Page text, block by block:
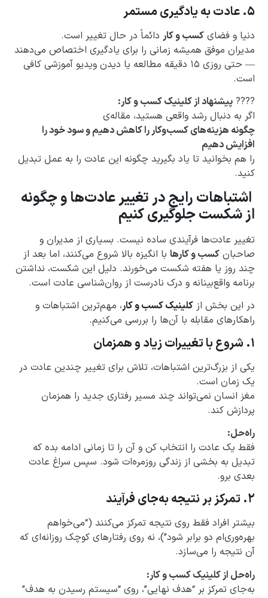
۵. عادت به یادگیری مستمر
دنیا و فضای کسب و کار دائماً در حال تغییر است.
مدیران موفق همیشه زمانی را برای یادگیری اختصاص می‌دهند
— حتی روزی ۱۵ دقیقه مطالعه یا دیدن ویدیو آموزشی کافی
است.
???? پیشنهاد از کلینیک کسب و کار:
اگر به دنبال رشد واقعی هستید، مقاله‌ی
چگونه هزینه‌های کسب‌وکار را کاهش دهیم و سود خود را
افزایش دهیم
را هم بخوانید تا یاد بگیرید چگونه این عادت را به عمل تبدیل
کنید.
اشتباهات رایج در تغییر عادت‌ها و چگونه
از شکست جلوگیری کنیم
تغییر عادت‌ها فرآیندی ساده نیست. بسیاری از مدیران و
صاحبان کسب و کارها با انگیزه بالا شروع می‌کنند، اما بعد از
چند روز یا هفته شکست می‌خورند. دلیل این شکست، نداشتن
برنامه واقع‌بینانه و درک نادرست از روان‌شناسی عادت است.
در این بخش از کلینیک کسب و کار، مهم‌ترین اشتباهات و
راهکارهای مقابله با آن‌ها را بررسی می‌کنیم.
۱. شروع با تغییرات زیاد و همزمان
یکی از بزرگ‌ترین اشتباهات، تلاش برای تغییر چندین عادت در
یک زمان است.
مغز انسان نمی‌تواند چند مسیر رفتاری جدید را همزمان
پردازش کند.
راه‌حل:
فقط یک عادت را انتخاب کن و آن را تا زمانی ادامه بده که
تبدیل به بخشی از زندگی روزمره‌ات شود. سپس سراغ عادت
بعدی برو.
۲. تمرکز بر نتیجه به‌جای فرآیند
بیشتر افراد فقط روی نتیجه تمرکز می‌کنند (“می‌خواهم
بهره‌وری‌ام دو برابر شود”)، نه روی رفتارهای کوچک روزانه‌ای که
آن نتیجه را می‌سازد.
راه‌حل از کلینیک کسب و کار:
به‌جای تمرکز بر “هدف نهایی”، روی “سیستم رسیدن به هدف”